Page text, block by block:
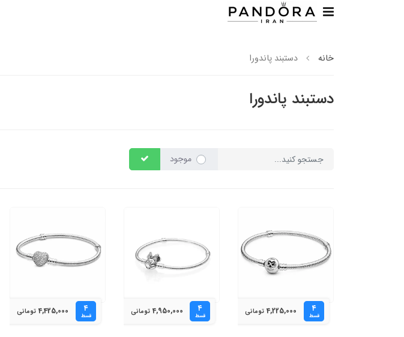
خانه دستبند پاندورا
دستبند پاندورا
موجود
۴
قسط 4,225,000 تومانی ۴
قسط 4,950,000 تومانی ۴
قسط 4,425,000 تومانی